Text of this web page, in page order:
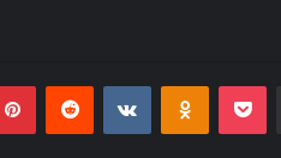
PinterestReddit VKontakte